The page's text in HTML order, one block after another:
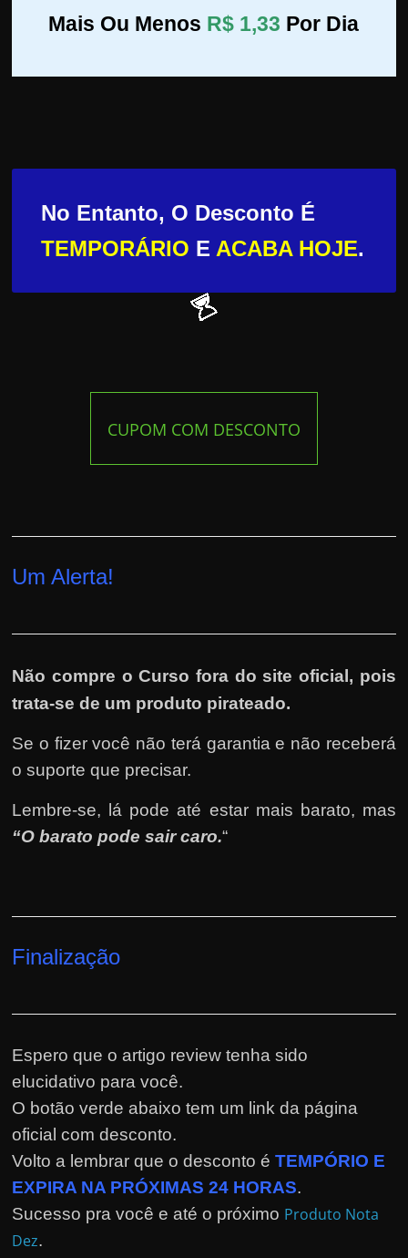
Mais Ou Menos R$ 1,33 Por Dia
No Entanto, O Desconto É
TEMPORÁRIO E ACABA HOJE.
CUPOM COM DESCONTO
Um Alerta!
Não compre o Curso fora do site oficial, pois
trata-se de um produto pirateado.
Se o fizer você não terá garantia e não receberá
o suporte que precisar.
Lembre-se, lá pode até estar mais barato, mas
“O barato pode sair caro.“
Finalização
Espero que o artigo review tenha sido
elucidativo para você.
O botão verde abaixo tem um link da página
oficial com desconto.
Volto a lembrar que o desconto éTEMPÓRIO E
EXPIRA NA PRÓXIMAS 24 HORAS.
Sucesso pra você e até o próximo Produto Nota
Dez.